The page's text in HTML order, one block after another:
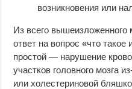
возникновения или
Из всего
ответ на вопрос «что
простой — нарушение
участков головного мозга
или холестериновой